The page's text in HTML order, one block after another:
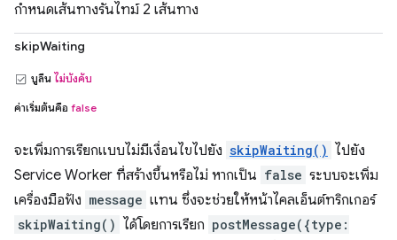
กำหนดเส้นทางรันไทม์ 2 เส้นทาง
skipWaiting
บูลีน ไม่บังคับ
ค่าเริ่มต้นคือ false
จะเพิ่มการเรียกแบบไม่มีเงื่อนไขไปยัง skipWaiting() ไปยัง
Service Worker ที่สร้างขึ้นหรือไม่ หากเป็น false ระบบจะเพิ่ม
เครื่องมือฟัง message แทน ซึ่งจะช่วยให้หน้าไคลเอ็นต์ทริกเกอร์
skipWaiting() ได้โดยการเรียก postMessage({type: